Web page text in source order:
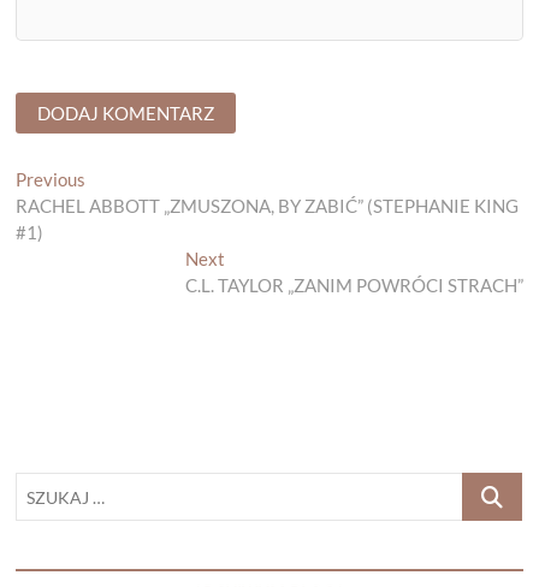
Nawigacja
wpisu
Previous
post:
RACHEL ABBOTT „ZMUSZONA, BY ZABIĆ” (STEPHANIE KING
#1)
NextNext
post:
C.L. TAYLOR „ZANIM POWRÓCI STRACH”
SZUKAJ